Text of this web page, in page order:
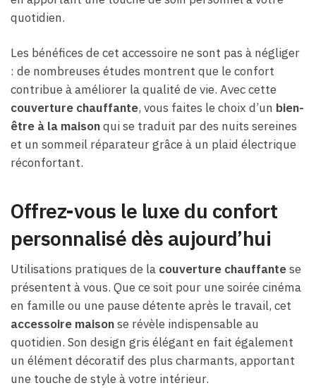
quotidien.
Les bénéfices de cet accessoire ne sont pas à négliger
: de nombreuses études montrent que le confort
contribue à améliorer la qualité de vie. Avec cette
couverture chauffante, vous faites le choix d’un bien-
être à la maisonqui se traduit par des nuits sereines
et un sommeil réparateur grâce à un plaid électrique
réconfortant.
Offrez-vous le luxe du confort
personnalisé dès aujourd’hui
Utilisations pratiques de la couverture chauffantese
présentent à vous. Que ce soit pour une soirée cinéma
en famille ou une pause détente après le travail, cet
accessoire maisonse révèle indispensable au
quotidien. Son design gris élégant en fait également
un élément décoratif des plus charmants, apportant
une touche de style à votre intérieur.